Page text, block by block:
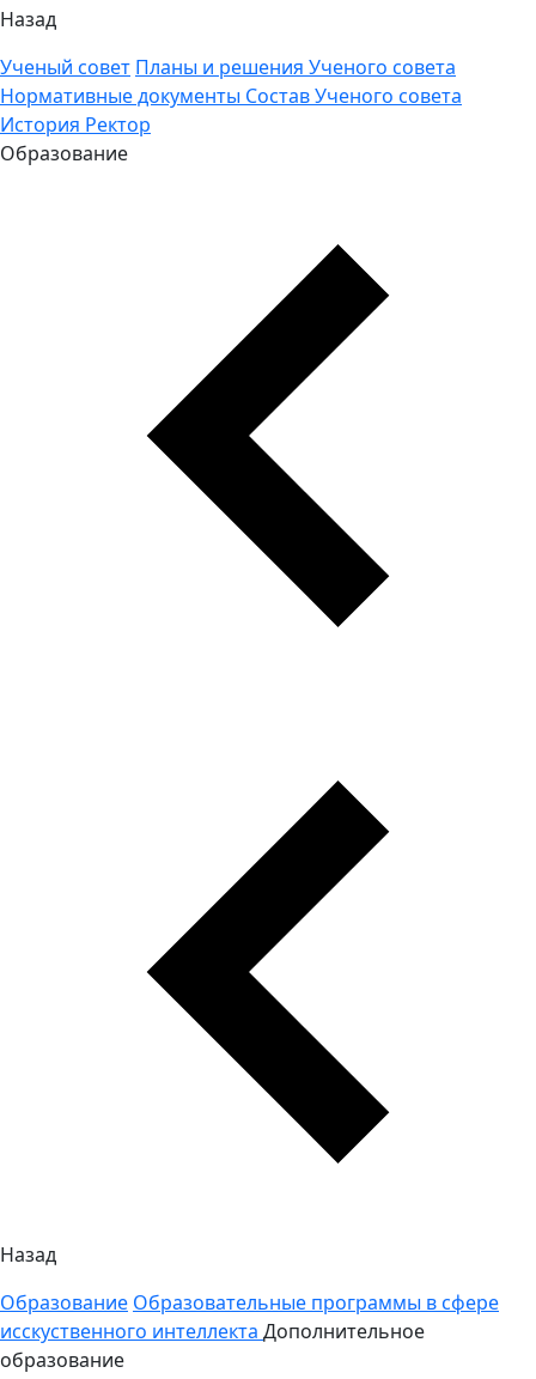
Назад
Ученый совет Планы и решения Ученого совета
Нормативные документы Состав Ученого совета
История Ректор
Образование
Назад
Образование Образовательные программы в сфере
исскуственного интеллекта Дополнительное
образование